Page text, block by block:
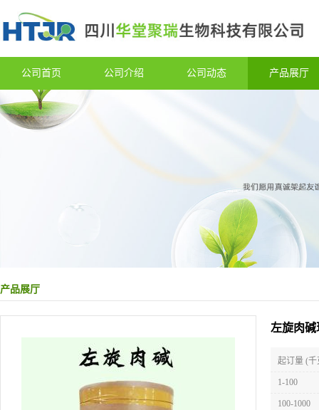
公司首页 公司介绍 公司动态 产品展厅
产品展厅
左旋肉
起订量 (千
1-100
100-1000